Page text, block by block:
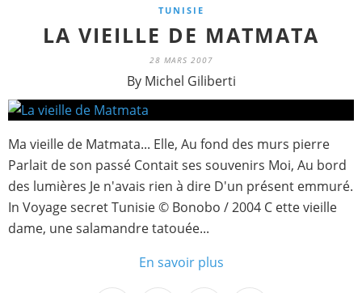
TUNISIE
LA VIEILLE DE MATMATA
28 MARS 2007
By Michel Giliberti
Ma vieille de Matmata... Elle, Au fond des murs pierre
Parlait de son passé Contait ses souvenirs Moi, Au bord
des lumières Je n'avais rien à dire D'un présent emmuré.
In Voyage secret Tunisie © Bonobo / 2004 C ette vieille
dame, une salamandre tatouée...
En savoir plus